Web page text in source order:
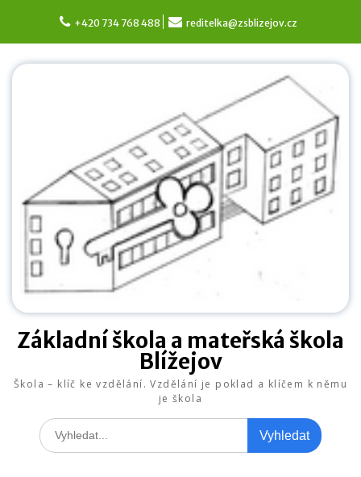
content
+420 734 768 488 reditelka@zsblizejov.cz
Základní škola a mateřská škola
Blížejov
Škola – klíč ke vzdělání. Vzdělání je poklad a klíčem k němu
je škola
Search
for: